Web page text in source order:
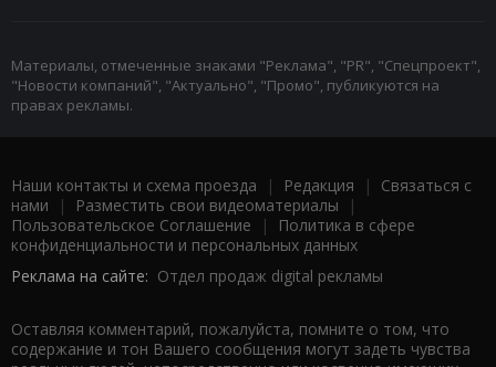
Материалы, отмеченные знаками "Реклама", "PR", "Спецпроект",
"Новости компаний", "Актуально", "Промо", публикуются на
правах рекламы.
Наши контакты и схема проезда | Редакция | Связаться с
нами | Разместить свои видеоматериалы |
Пользовательское Соглашение |
Политика в сфере
конфиденциальности и персональных данных
Реклама на сайте: Отдел продаж digital рекламы
Оставляя комментарий, пожалуйста, помните о том, что
содержание и тон Вашего сообщения могут задеть чувства